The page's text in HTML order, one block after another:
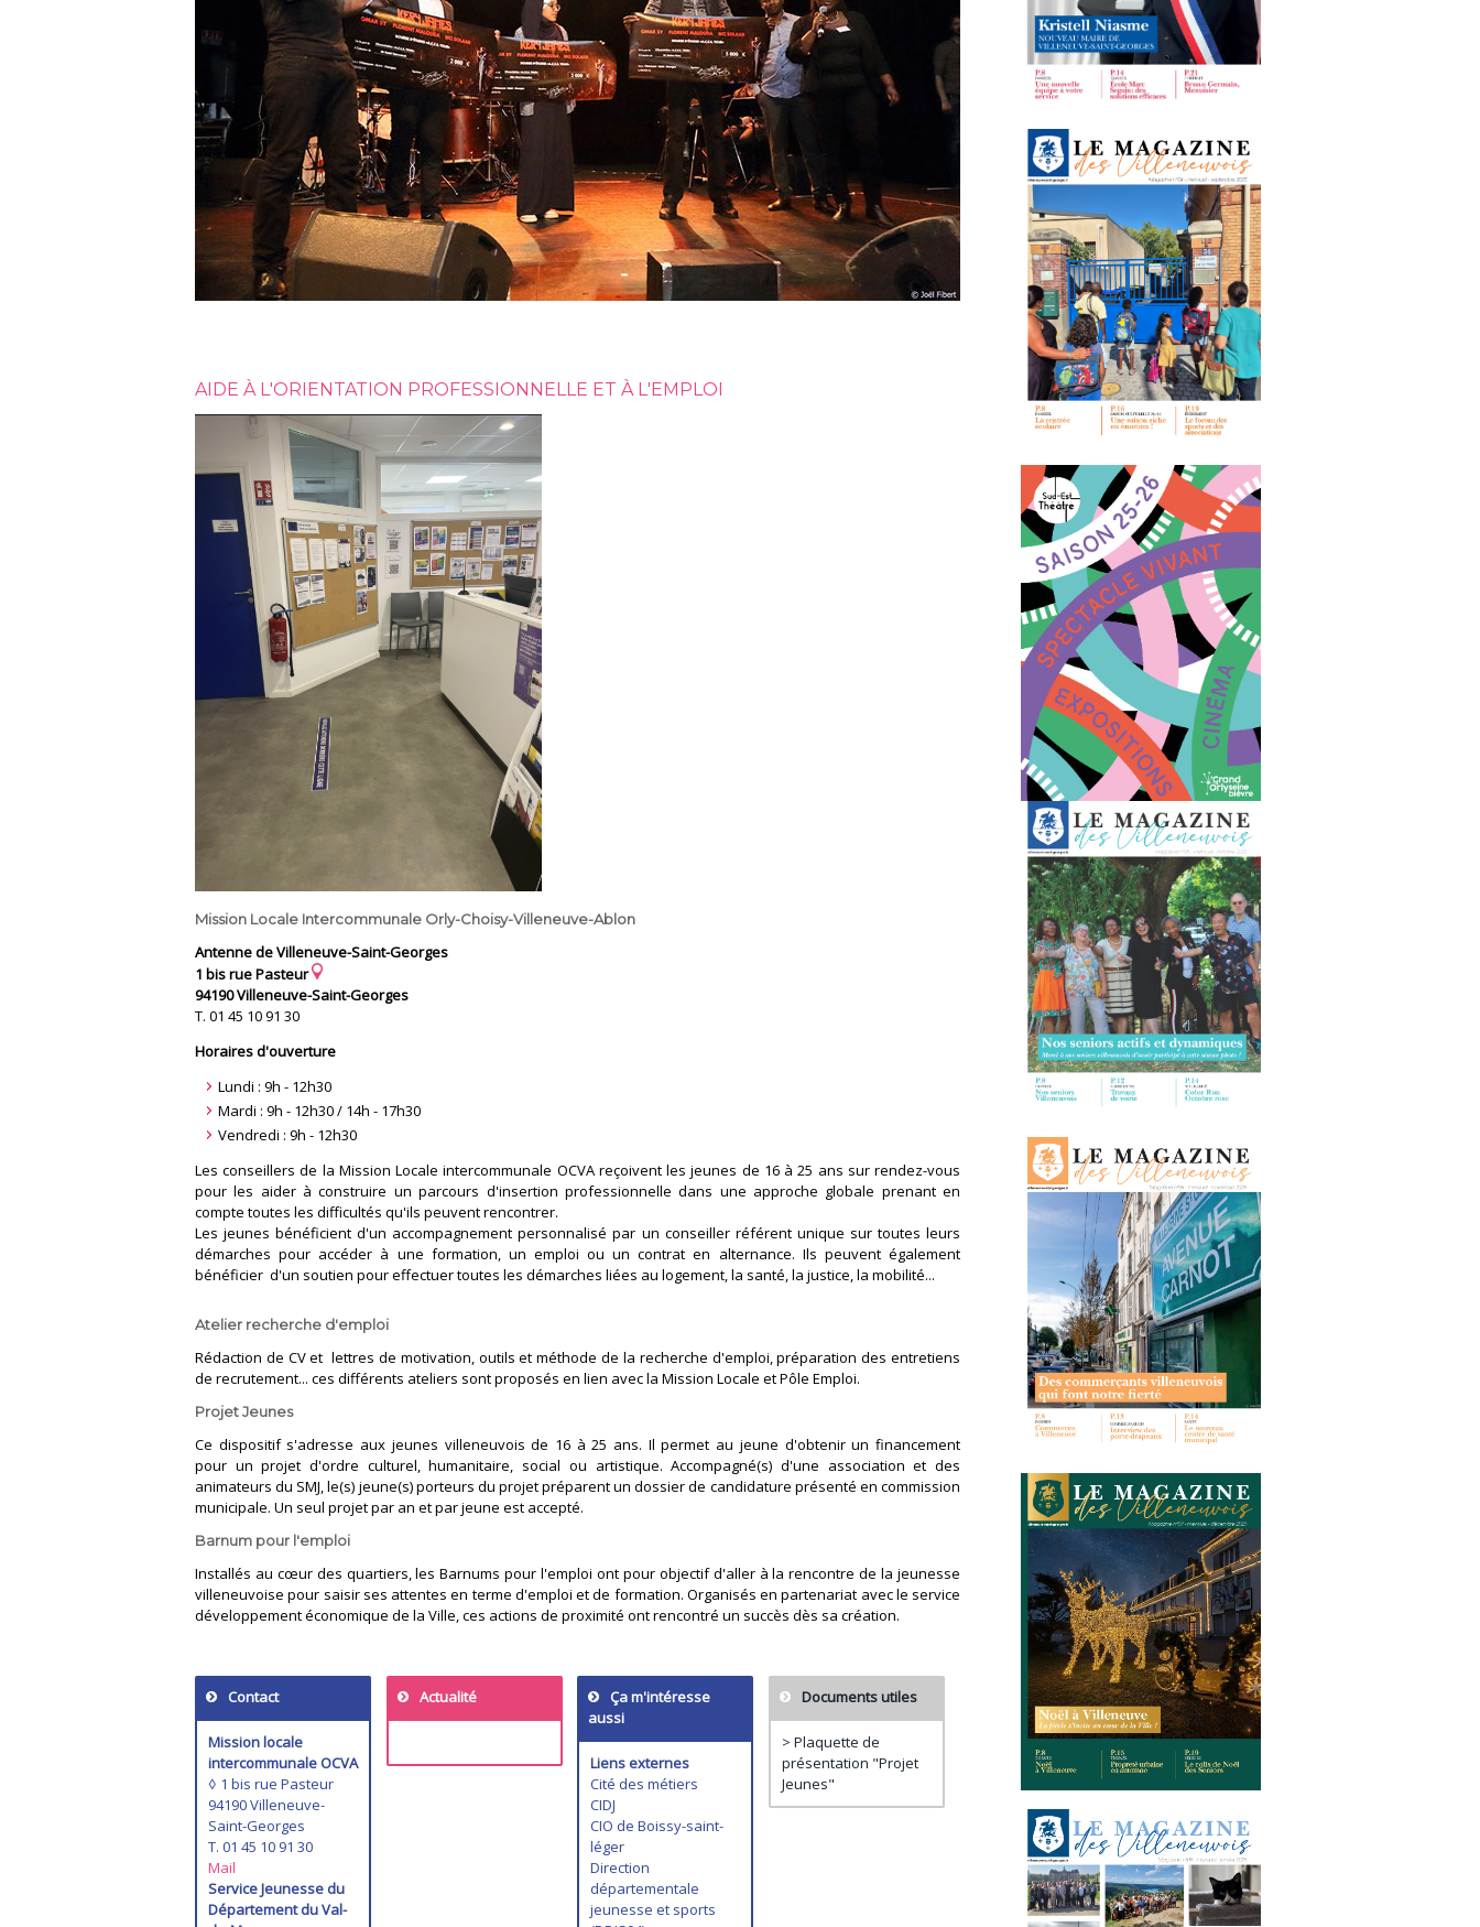
AIDE À L'ORIENTATION PROFESSIONNELLE ET À L'EMPLOI
Mission Locale Intercommunale Orly-Choisy-Villeneuve-Ablon
Antenne de Villeneuve-Saint-Georges
1 bis rue Pasteur
94190 Villeneuve-Saint-Georges
T. 01 45 10 91 30
Horaires d'ouverture
Lundi : 9h - 12h30
Mardi : 9h - 12h30 / 14h - 17h30
Vendredi : 9h - 12h30
Les conseillers de la Mission Locale intercommunale OCVA reçoivent les jeunes de 16 à 25 ans sur rendez-vous
pour les aider à construire un parcours d'insertion professionnelle dans une approche globale prenant en
compte toutes les difficultés qu'ils peuvent rencontrer.
Les jeunes bénéficient d'un accompagnement personnalisé par un conseiller référent unique sur toutes leurs
démarches pour accéder à une formation, un emploi ou un contrat en alternance. Ils peuvent également
bénéficier d'un soutien pour effectuer toutes les démarches liées au logement, la santé, la justice, la mobilité...
Atelier recherche d'emploi
Rédaction de CV et lettres de motivation, outils et méthode de la recherche d'emploi, préparation des entretiens
de recrutement... ces différents ateliers sont proposés en lien avec la Mission Locale et Pôle Emploi.
Projet Jeunes
Ce dispositif s'adresse aux jeunes villeneuvois de 16 à 25 ans. Il permet au jeune d'obtenir un financement
pour un projet d'ordre culturel, humanitaire, social ou artistique. Accompagné(s) d'une association et des
animateurs du SMJ, le(s) jeune(s) porteurs du projet préparent un dossier de candidature présenté en commission
municipale. Un seul projet par an et par jeune est accepté.
Barnum pour l'emploi
Installés au cœur des quartiers, les Barnums pour l'emploi ont pour objectif d'aller à la rencontre de la jeunesse
villeneuvoise pour saisir ses attentes en terme d'emploi et de formation. Organisés en partenariat avec le service
développement économique de la Ville, ces actions de proximité ont rencontré un succès dès sa création.
Contact
Mission locale
intercommunale OCVA
◊ 1 bis rue Pasteur
94190 Villeneuve-
Saint-Georges
T. 01 45 10 91 30
Mail
Service Jeunesse du
Département du Val-
Actualité
Ça m'intéresse
aussi
Liens externes
Cité des métiers
CIDJ
CIO de Boissy-saint-
léger
Direction
départementale
jeunesse et sports
Documents utiles
> Plaquette de
présentation "Projet
Jeunes"